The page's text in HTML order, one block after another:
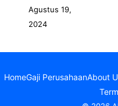
Agustus 19,
2024
HomeGaji PerusahaanAbout